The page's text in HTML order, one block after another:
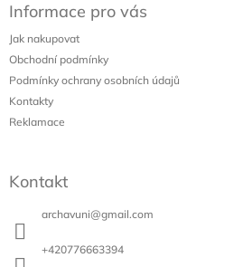
Informace pro vás
Jak nakupovat
Obchodní podmínky
Podmínky ochrany osobních údajů
Kontakty
Reklamace
Kontakt
archavuni@gmail.com
+420776663394